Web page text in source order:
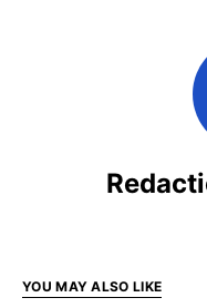
YOU MAY ALSO LIKE